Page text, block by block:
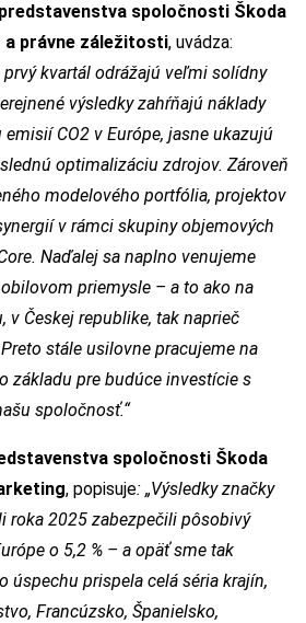
spoločnosti Škoda
a právne záležitosti, uvádza:
prvý kvartál odrážajú veľmi solídny
výsledky zahŕňajú náklady
CO2 v Európe, jasne ukazujú
optimalizáciu zdrojov. Zároveň
modelového portfólia, projektov
v rámci skupiny objemových
Naďalej sa naplno venujeme
priemysle – a to ako na
v Českej republike, tak naprieč
stále usilovne pracujeme na
základu pre budúce investície s
spoločnosť.“
spoločnosti Škoda
, popisuje: „Výsledky značky
roka 2025 zabezpečili pôsobivý
o 5,2 % – a opäť sme tak
úspechu prispela celá séria krajín,
Francúzsko, Španielsko,